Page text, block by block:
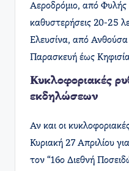
Αεροδρόμιο, από Φυλής
καθυστερήσεις 20-25
Ελευσίνα, από
Παρασκευή έως
Κυκλοφοριακές
εκδηλώσεων
Αν και οι
Κυριακή 27 Απριλίου
τον “16ο Διεθνή